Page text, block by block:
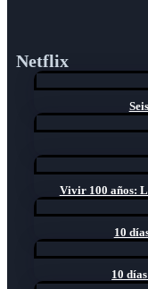
Netflix
Vivir 100 años:
10
10